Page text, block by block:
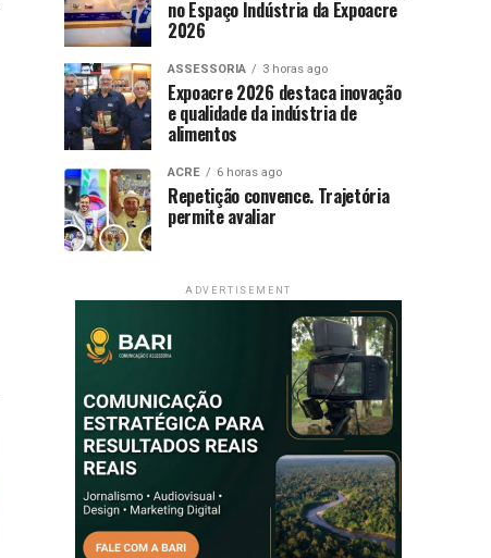
no Espaço Indústria da Expoacre
2026
ASSESSORIA 3 horas ago
Expoacre 2026 destaca inovação
e qualidade da indústria de
alimentos
ACRE 6 horas ago
Repetição convence. Trajetória
permite avaliar
ADVERTISEMENT